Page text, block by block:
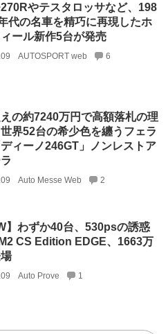
やテスタロッサなど、198
代の名車を精巧に再現したホ
ール新作5台が発売
AUTOSPORT web 6
の約7240万円で高額落札の理
界52台の希少色を纏うフェラ
ィーノ246GT」ノンレストア
Auto Messe Web 2
】わずか40台、530psの誘惑
CS Edition EDGE、1663万
Auto Prove 1